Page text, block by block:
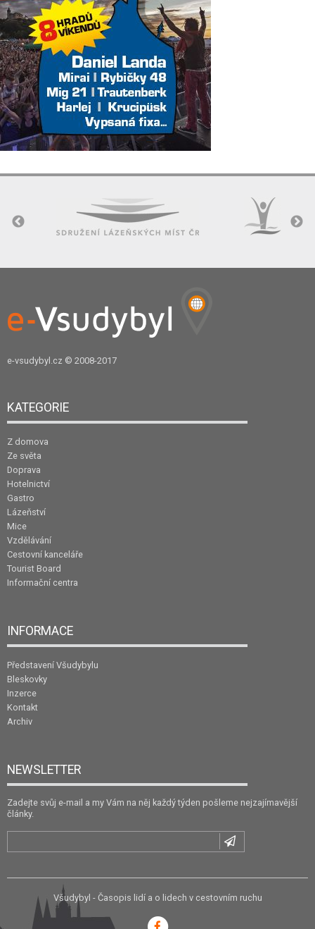
e-vsudybyl.cz © 2008-2017
KATEGORIE
Z domova
Ze světa
Doprava
Hotelnictví
Gastro
Lázeňství
Mice
Vzdělávání
Cestovní kanceláře
Tourist Board
Informační centra
INFORMACE
Představení Všudybylu
Bleskovky
Inzerce
Kontakt
Archiv
NEWSLETTER
Zadejte svůj e-mail a my Vám na něj každý týden pošleme nejzajímavější
články.
Všudybyl - Časopis lidí a o lidech v cestovním ruchu